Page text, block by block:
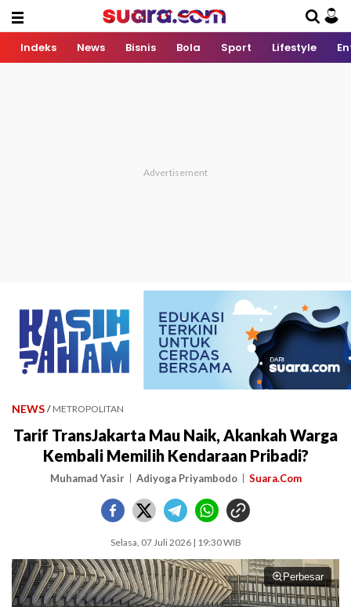
Indeks News Bisnis Bola Sport Lifestyle
NEWS / METROPOLITAN
Tarif TransJakarta Mau Naik, Akankah Warga
Kembali Memilih Kendaraan Pribadi?
Muhamad Yasir Adiyoga Priyambodo Suara.Com
Selasa, 07 Juli 2026 | 19:30 WIB
Perbesar